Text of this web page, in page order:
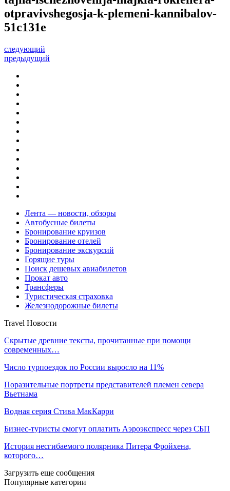
otpravivshegosja-k-plemeni-kannibalov-
51c131e
следующий
предыдущий
Лента — новости, обзоры
Автобусные билеты
Бронирование круизов
Бронирование отелей
Бронирование экскурсий
Горящие туры
Поиск дешевых авиабилетов
Прокат авто
Трансферы
Туристическая страховка
Железнодорожные билеты
Travel Новости
Скрытые древние тексты, прочитанные при помощи
современных…
Число турпоездок по России выросло на 11%
Поразительные портреты представителей племен севера
Вьетнама
Водная серия Стива МакКарри
Бизнес-туристы смогут оплатить Аэроэкспресс через СБП
История несгибаемого полярника Питера Фройхена,
которого…
Загрузить еще сообщения
Популярные категории